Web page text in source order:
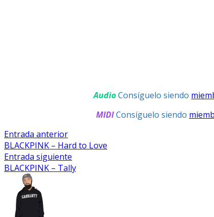
AudioConsíguelo siendo
MIDIConsíguelo siendo
Navegación
De
Entradas
Entrada anteriorEntrada
anterior:
BLACKPINK – Hard to Love
Entrada siguiente
siguiente:
BLACKPINK – Tally